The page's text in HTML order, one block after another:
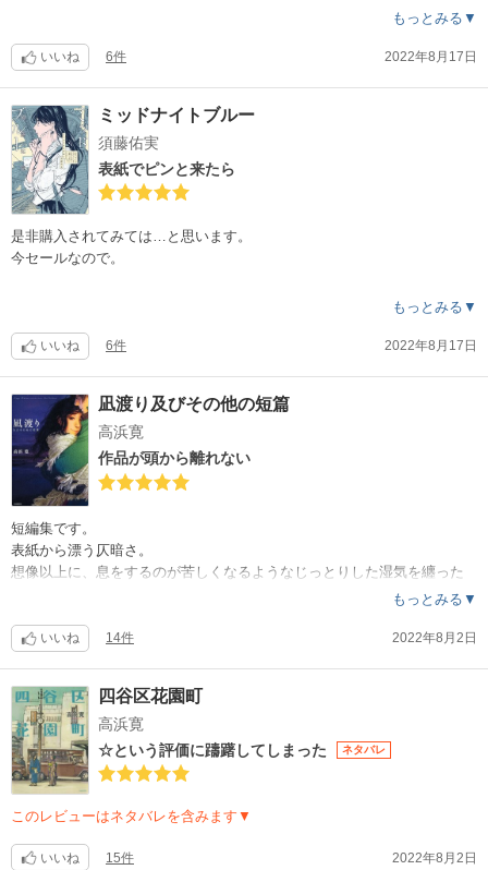
感動しました。
コツコツ読み進めてますが、ホントに外れない作者さんで長年のファン
がいらっしゃるのに納得。
絵も実は相当上手い。
で毎回グッと来るのが、先生の自画像！！
もっとみる▼
いいね 6件 2022年8月17日
ミッドナイトブルー
須藤佑実
表紙でピンと来たら
是非購入されてみては…と思います。
今セールなので。
最後まで読んだら、是非冒頭に戻ってみて下さい。
とても気に入った方は、紙も手にとって欲しいです。
裏表紙にグッと来るはずです。
もっとみる▼
いいね 6件 2022年8月17日
凪渡り及びその他の短篇
高浜寛
作品が頭から離れない
短編集です。
表紙から漂う仄暗さ。
想像以上に、息をするのが苦しくなるようなじっとりした湿気を纏った
まずイントロダクションの時点で出来上がった世界観。
これは本当に傑作以外の何ものでもないと思います。
人生における負の部分が、あちこちに鈍くうごめいている。
なのに心に残るのは、幸せに近い気持ち。
これを読んで、私の心は半分どこかへ行ってしまった様に元に戻らない
。
もっとみる▼
いいね 14件 2022年8月2日
四谷区花園町
高浜寛
☆という評価に躊躇してしまった
ネタバレ
このレビューはネタバレを含みます▼
いいね 15件 2022年8月2日